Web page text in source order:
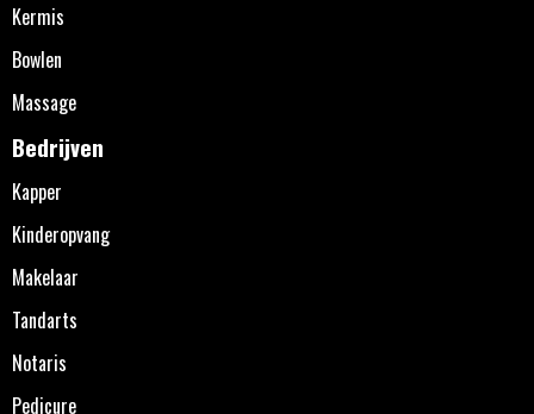
Kermis
Bowlen
Massage
Bedrijven
Kapper
Kinderopvang
Makelaar
Tandarts
Notaris
Pedicure